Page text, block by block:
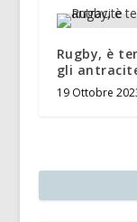
Rugby, è
gli
19 Ottobre